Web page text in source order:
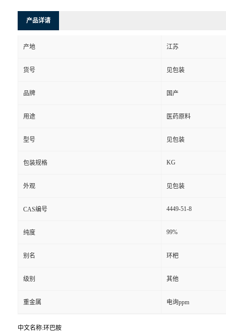
产品详请
产地 江苏
货号 见包装
品牌 国产
用途 医药原料
型号 见包装
包装规格 KG
外观 见包装
CAS编号 4449-51-8
纯度 99%
别名 环杷
级别 其他
重金属 电询ppm
中文名称:环巴胺